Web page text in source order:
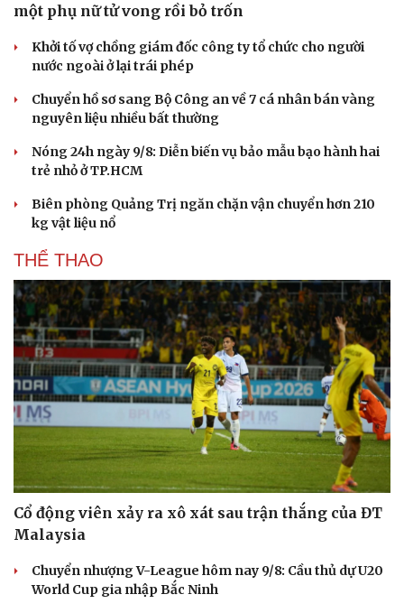
Cải chính
một phụ nữ tử vong rồi bỏ trốn
Khởi tố vợ chồng giám đốc công ty tổ chức cho người
nước ngoài ở lại trái phép
Chuyển hồ sơ sang Bộ Công an về 7 cá nhân bán vàng
nguyên liệu nhiều bất thường
Nóng 24h ngày 9/8: Diễn biến vụ bảo mẫu bạo hành hai
trẻ nhỏ ở TP.HCM
Biên phòng Quảng Trị ngăn chặn vận chuyển hơn 210
kg vật liệu nổ
THỂ THAO
Cổ động viên xảy ra xô xát sau trận thắng của ĐT
Malaysia
Chuyển nhượng V-League hôm nay 9/8: Cầu thủ dự U20
World Cup gia nhập Bắc Ninh